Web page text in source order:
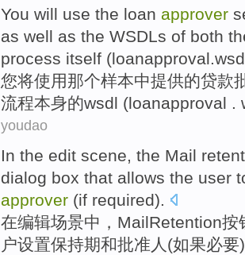
You will use the loan approver
as well as the WSDLs of both
process itself (
您将使用那个样本中提供的贷款
流程本身的wsdl (loanapproval .
youdao
In the edit scene, the Mail
dialog box that allows the user
approver (if required).
在编辑场景中 ， MailRetention按
户设置保持期和批准 人(如果必要